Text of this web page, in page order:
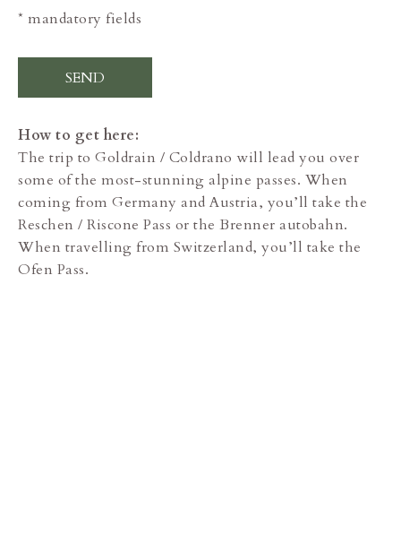
* mandatory fields
How to get here:
The trip to Goldrain / Coldrano will lead you over
some of the most-stunning alpine passes. When
coming from Germany and Austria, you’ll take the
Reschen / Riscone Pass or the Brenner autobahn.
When travelling from Switzerland, you’ll take the
Ofen Pass.